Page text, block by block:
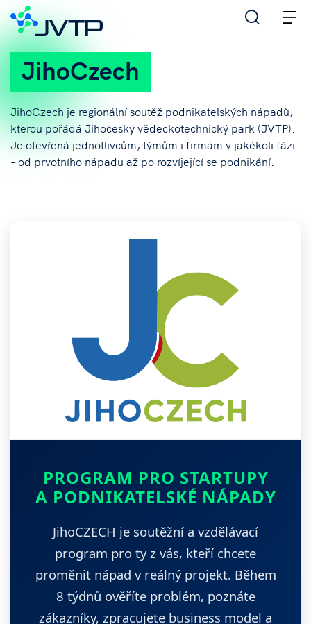
JihoCzech
JihoCzech je regionální soutěž podnikatelských nápadů,
kterou pořádá Jihočeský vědeckotechnický park (JVTP).
Je otevřená jednotlivcům, týmům i firmám v jakékoli fázi
– od prvotního nápadu až po rozvíjející se podnikání.
PROGRAM PRO STARTUPY
A PODNIKATELSKÉ NÁPADY
JihoCZECH je soutěžní a vzdělávací
program pro ty z vás, kteří chcete
proměnit nápad v reálný projekt. Během
8 týdnů ověříte problém, poznáte
zákazníky, zpracujete business model a